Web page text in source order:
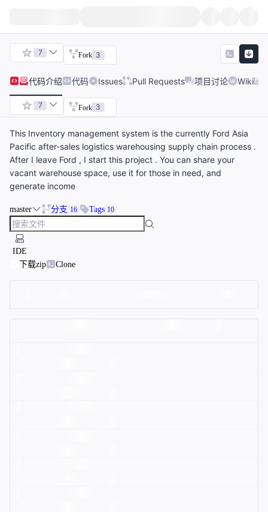
7 Fork 3
代码介绍 代码 Issues Pull Requests 项目讨论 Wiki
7 Fork 3
This Inventory management system is the currently Ford Asia
Pacific after-sales logistics warehousing supply chain process .
After I leave Ford , I start this project . You can share your
vacant warehouse space, use it for those in need, and
generate income
master 分支 16 Tags 10
IDE
下载zip
Clone